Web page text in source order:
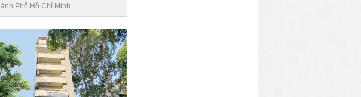
Phố Hồ Chí Minh